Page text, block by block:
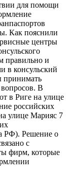
для помощи
Как пояснили
центры
правильно и
в консульский
принимать
В
в Риге на улице
российских
улице Марияс 7
РФ). Решение о
с
фирм, которые